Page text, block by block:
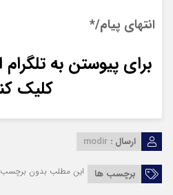
انتهای پیام/*
برای پیوستن به
کلیک
ارسال : modir
برچسب ها این مطلب بدون